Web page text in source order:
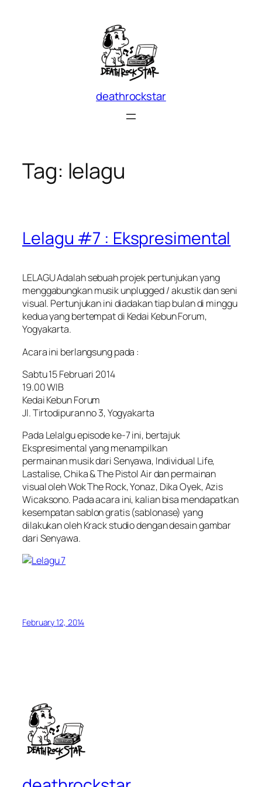
deathrockstar
Tag: lelagu
Lelagu #7 : Ekspresimental
LELAGU Adalah sebuah projek pertunjukan yang
menggabungkan musik unplugged / akustik dan seni
visual. Pertunjukan ini diadakan tiap bulan di minggu
kedua yang bertempat di Kedai Kebun Forum,
Yogyakarta.
Acara ini berlangsung pada :
Sabtu 15 Februari 2014
19.00 WIB
Kedai Kebun Forum
Jl. Tirtodipuran no 3, Yogyakarta
Pada Lelalgu episode ke-7 ini, bertajuk
Ekspresimental yang menampilkan
permainan musik dari Senyawa, Individual Life,
Lastalise, Chika & The Pistol Air dan permainan
visual oleh Wok The Rock, Yonaz, Dika Oyek, Azis
Wicaksono. Pada acara ini, kalian bisa mendapatkan
kesempatan sablon gratis (sablonase) yang
dilakukan oleh Krack studio dengan desain gambar
dari Senyawa.
February 12, 2014